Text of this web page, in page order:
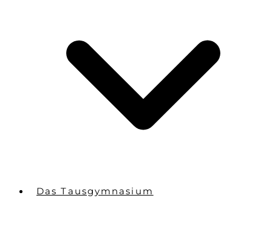
Das Tausgymnasium